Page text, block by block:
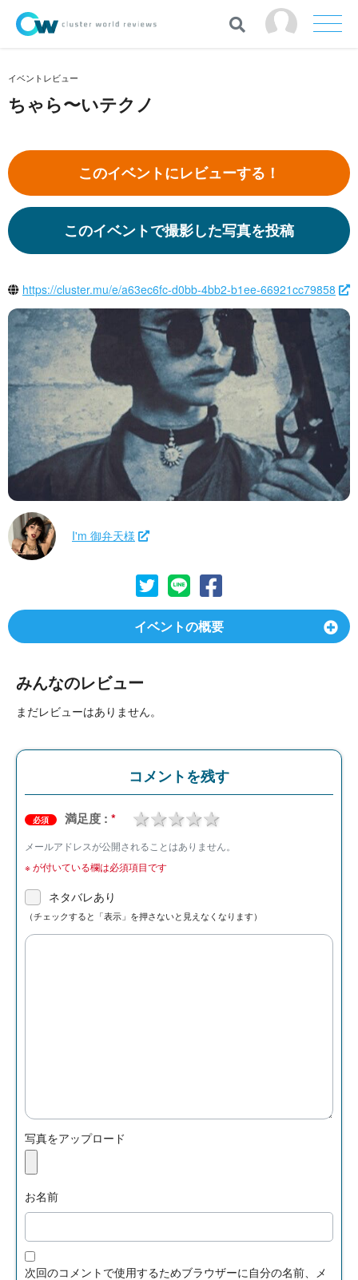
イベントレビュー
ちゃら〜いテクノ
このイベントにレビューする！
このイベントで撮影した写真を投稿
https://cluster.mu/e/a63ec6fc-d0bb-4bb2-b1ee-66921cc79858
I'm 御弁天様
イベントの概要
みんなのレビュー
まだレビューはありません。
コメントを残す
必須 満足度 : * 4 stars
3 stars
2 stars
1 star
メールアドレスが公開されることはありません。
※が付いている欄は必須項目です
ネタバレあり
（チェックすると「表示」を押さないと見えなくなります）
写真をアップロード
お名前
次回のコメントで使用するためブラウザーに自分の名前、メ